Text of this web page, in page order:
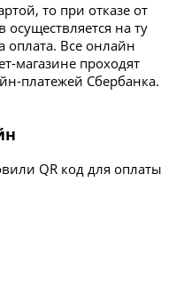
то при отказе от
осуществляется на ту
оплата. Все онлайн
магазине проходят
платежей Сбербанка.
QR код для оплаты